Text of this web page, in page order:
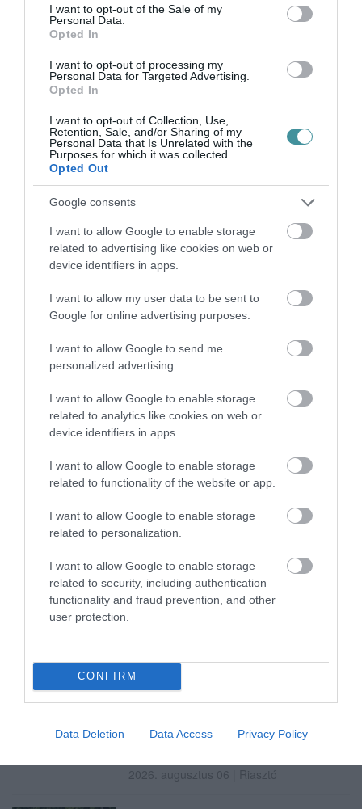
consent section.
I want to opt-out of the Sale of my
Personal Data.
Opted In
I want to opt-out of processing my
Personal Data for Targeted Advertising.
Opted In
I want to opt-out of Collection, Use,
Retention, Sale, and/or Sharing of my
Personal Data that Is Unrelated with the
Purposes for which it was collected.
Opted Out
Google consents
I want to allow Google to enable storage
related to advertising like cookies on web or
device identifiers in apps.
I want to allow my user data to be sent to
Google for online advertising purposes.
I want to allow Google to send me
personalized advertising.
I want to allow Google to enable storage
related to analytics like cookies on web or
device identifiers in apps.
I want to allow Google to enable storage
related to functionality of the website or app.
I want to allow Google to enable storage
related to personalization.
I want to allow Google to enable storage
related to security, including authentication
functionality and fraud prevention, and other
user protection.
CONFIRM
Data Deletion Data Access Privacy Policy
TÍZ ÉVE NEM VOLT ILYEN ALACSONY AZ
MINDHÁROM ÜTEMBEN DOLGOZNAK A 25-
2026. augusztus 07|Eger ügye
ÉS VÉDETT HALAKAT MENTETT...
2026. augusztus 07
ZÁPOROK, ZIVATAROK KIALAKULHATNAK
2026. augusztus 07|Mindenki ügye
KÉT AUTÓ ÜTKÖZÖTT BOGÁCSON, A
MENTŐK IS A HELYSZÍNRE ÉRKE...
HÍREK A GARÁZSBÓL: CHERY TIGGO 9
PHEV LUXURY – A KÍNAI PR...
2026. augusztus 06 Riasztó